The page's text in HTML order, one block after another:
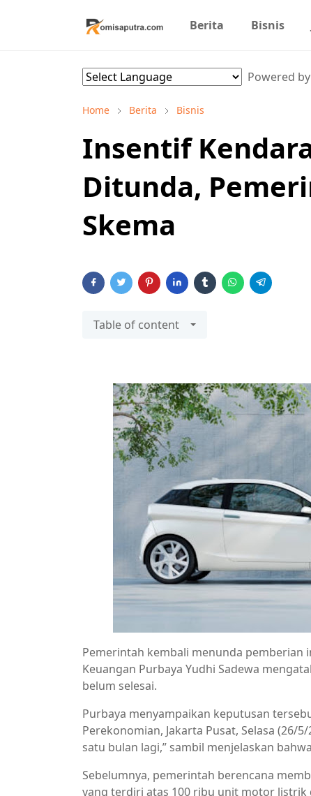
Berita Bisnis
Powered by
Home Berita Bisnis
Insentif
Ditunda,
Skema
Table of content
Pemerintah kembali menunda
Keuangan Purbaya Yudhi Sadewa
belum selesai.
Purbaya menyampaikan keputusan
Perekonomian, Jakarta Pusat, Selasa (26/
satu bulan lagi,” sambil menjelaskan
Sebelumnya, pemerintah berencana
yang terdiri atas 100 ribu unit motor